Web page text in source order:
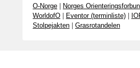
O-Norge | Norges
WorldofO | Eventor (terminliste) |
Stolpejakten | Grasrotandelen